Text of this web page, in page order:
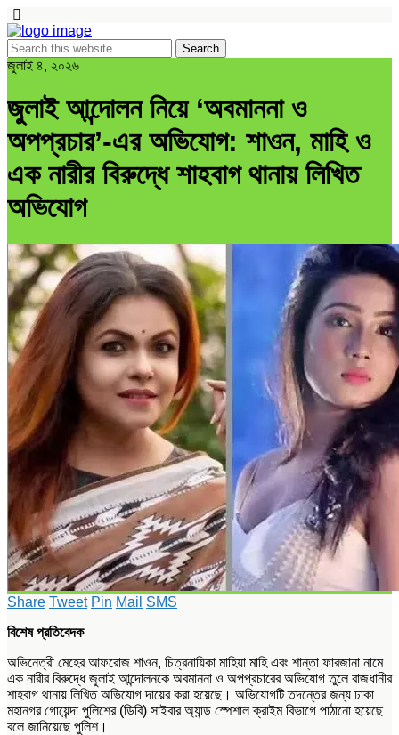
জুলাই ৪, ২০২৬
জুলাই আন্দোলন নিয়ে ‘অবমাননা ও
অপপ্রচার’-এর অভিযোগ: শাওন, মাহি ও
এক নারীর বিরুদ্ধে শাহবাগ থানায় লিখিত
অভিযোগ
Share Tweet Pin Mail SMS
বিশেষ প্রতিবেদক
অভিনেত্রী মেহের আফরোজ শাওন, চিত্রনায়িকা মাহিয়া মাহি এবং শান্তা ফারজানা নামে
এক নারীর বিরুদ্ধে জুলাই আন্দোলনকে অবমাননা ও অপপ্রচারের অভিযোগ তুলে রাজধানীর
শাহবাগ থানায় লিখিত অভিযোগ দায়ের করা হয়েছে। অভিযোগটি তদন্তের জন্য ঢাকা
মহানগর গোয়েন্দা পুলিশের (ডিবি) সাইবার অ্যান্ড স্পেশাল ক্রাইম বিভাগে পাঠানো হয়েছে
বলে জানিয়েছে পুলিশ।